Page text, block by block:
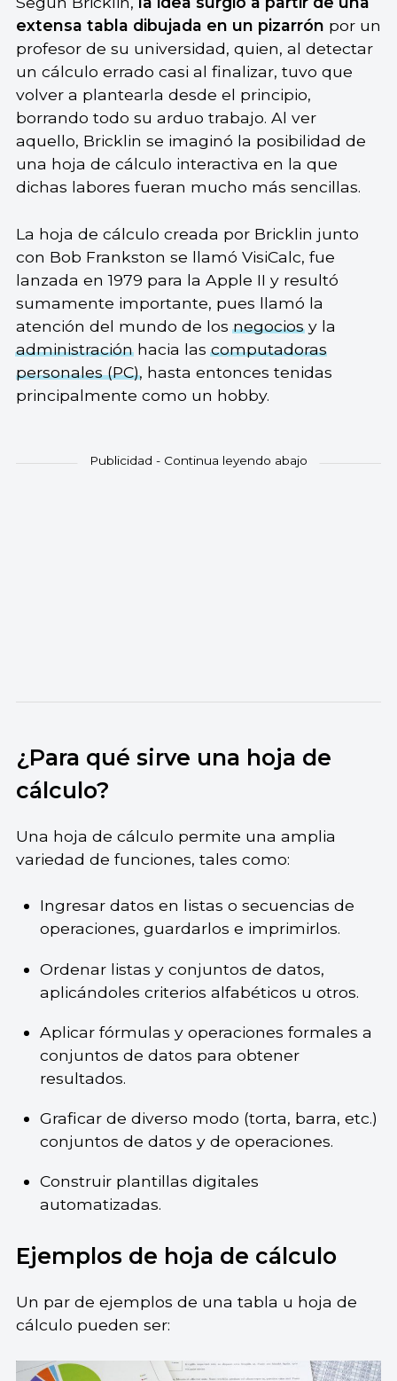
extensa tabla dibujada en un pizarrón por un
profesor de su universidad, quien, al detectar
un cálculo errado casi al finalizar, tuvo que
volver a plantearla desde el principio,
borrando todo su arduo trabajo. Al ver
aquello, Bricklin se imaginó la posibilidad de
una hoja de cálculo interactiva en la que
dichas labores fueran mucho más sencillas.
La hoja de cálculo creada por Bricklin junto
con Bob Frankston se llamó VisiCalc, fue
lanzada en 1979 para la Apple II y resultó
sumamente importante, pues llamó la
atención del mundo de losnegociosy la
administraciónhacia lascomputadoras
personales (PC), hasta entonces tenidas
principalmente como un hobby.
¿Para qué sirve una hoja de
cálculo?
Una hoja de cálculo permite una amplia
variedad de funciones, tales como:
Ingresar datos en listas o secuencias de
operaciones, guardarlos e imprimirlos.
Ordenar listas y conjuntos de datos,
aplicándoles criterios alfabéticos u otros.
Aplicar fórmulas y operaciones formales a
conjuntos de datos para obtener
resultados.
Graficar de diverso modo (torta, barra, etc.)
conjuntos de datos y de operaciones.
Construir plantillas digitales
automatizadas.
Ejemplos de hoja de cálculo
Un par de ejemplos de una tabla u hoja de
cálculo pueden ser: